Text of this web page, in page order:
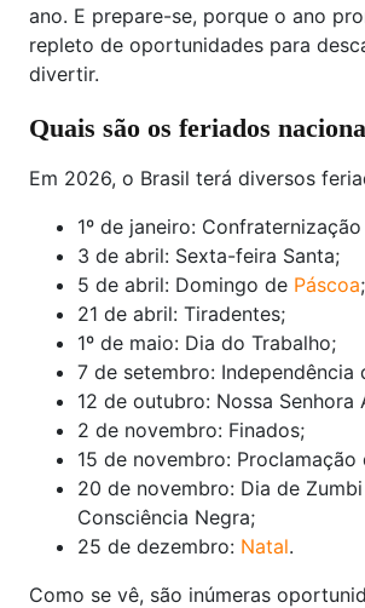
ano. E prepare-se, porque o ano
repleto de oportunidades para
divertir.
Quais são os feriados
Em 2026, o Brasil terá diversos
1º de janeiro:
3 de abril: Sexta-feira Santa;
5 de abril: Domingo de Páscoa;
21 de abril: Tiradentes;
1º de maio: Dia do Trabalho;
7 de setembro: Independência
12 de outubro: Nossa Senhora
2 de novembro: Finados;
15 de novembro: Proclamação
20 de novembro: Dia de
Consciência Negra;
25 de dezembro: Natal.
Como se vê, são inúmeras